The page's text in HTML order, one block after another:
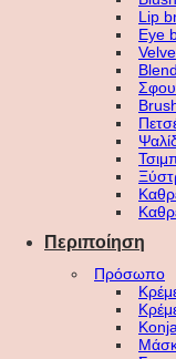
Lip
Eye
Περιποίηση
Πρόσωπο